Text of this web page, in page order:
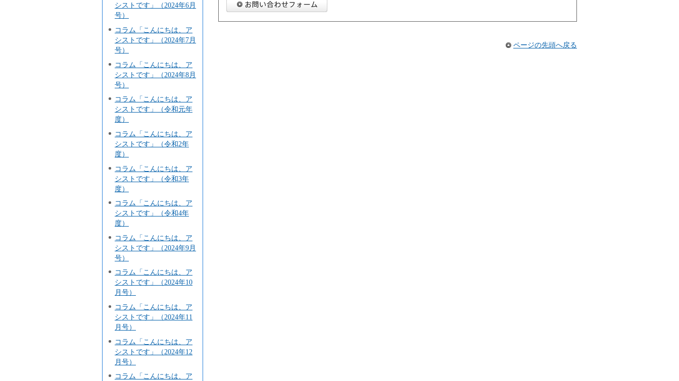
シストです」（2024年6月
号）
コラム「こんにちは、ア
シストです」（2024年7月
号）
コラム「こんにちは、ア
シストです」（2024年8月
号）
コラム「こんにちは、ア
シストです」（令和元年
度）
コラム「こんにちは、ア
シストです」（令和2年
度）
コラム「こんにちは、ア
シストです」（令和3年
度）
コラム「こんにちは、ア
シストです」（令和4年
度）
コラム「こんにちは、ア
シストです」（2024年9月
号）
コラム「こんにちは、ア
シストです」（2024年10
月号）
コラム「こんにちは、ア
シストです」（2024年11
月号）
コラム「こんにちは、ア
シストです」（2024年12
月号）
コラム「こんにちは、ア
ページの先頭へ戻る